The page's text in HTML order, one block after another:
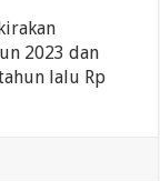
2023 dan
lalu Rp